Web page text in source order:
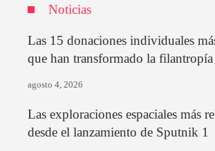
Noticias
Las 15 donaciones individuales
que han transformado la
agosto 4, 2026
Las exploraciones espaciales más
desde el lanzamiento de Sputnik 1